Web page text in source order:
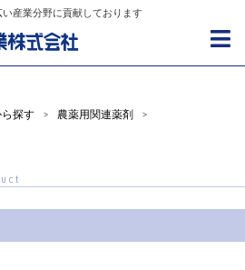
産業分野に貢献しております
探す > 農薬用関連薬剤
>